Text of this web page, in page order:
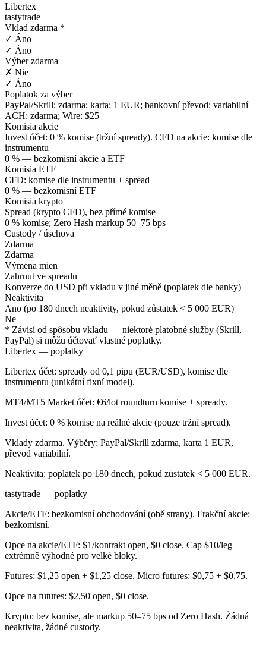
Libertex
tastytrade
Vklad zdarma *
✓ Áno
✓ Áno
Výber zdarma
✗ Nie
✓ Áno
Poplatok za výber
PayPal/Skrill: zdarma; karta: 1 EUR; bankovní převod: variabilní
ACH: zdarma; Wire: $25
Komisia akcie
Invest účet: 0 % komise (tržní spready). CFD na akcie: komise dle
instrumentu
0 % — bezkomisní akcie a ETF
Komisia ETF
CFD: komise dle instrumentu + spread
0 % — bezkomisní ETF
Komisia krypto
Spread (krypto CFD), bez přímé komise
0 % komise; Zero Hash markup 50–75 bps
Custody / úschova
Zdarma
Zdarma
Výmena mien
Zahrnut ve spreadu
Konverze do USD při vkladu v jiné měně (poplatek dle banky)
Neaktivita
Ano (po 180 dnech neaktivity, pokud zůstatek < 5 000 EUR)
Ne
* Závisí od spôsobu vkladu — niektoré platobné služby (Skrill,
PayPal) si môžu účtovať vlastné poplatky.
Libertex — poplatky
Libertex účet: spready od 0,1 pipu (EUR/USD), komise dle
instrumentu (unikátní fixní model).
MT4/MT5 Market účet: €6/lot roundturn komise + spready.
Invest účet: 0 % komise na reálné akcie (pouze tržní spread).
Vklady zdarma. Výběry: PayPal/Skrill zdarma, karta 1 EUR,
převod variabilní.
Neaktivita: poplatek po 180 dnech, pokud zůstatek < 5 000 EUR.
tastytrade — poplatky
Akcie/ETF: bezkomisní obchodování (obě strany). Frakční akcie:
bezkomisní.
Opce na akcie/ETF: $1/kontrakt open, $0 close. Cap $10/leg —
extrémně výhodné pro velké bloky.
Futures: $1,25 open + $1,25 close. Micro futures: $0,75 + $0,75.
Opce na futures: $2,50 open, $0 close.
Krypto: bez komise, ale markup 50–75 bps od Zero Hash. Žádná
neaktivita, žádné custody.